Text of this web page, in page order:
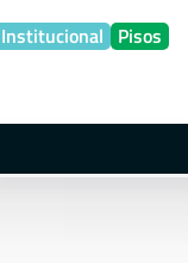
Institucional Pisos